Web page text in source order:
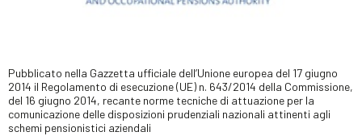
Pubblicato nella Gazzetta ufficiale dell’Unione europea del 17 giugno
2014 il Regolamento di esecuzione (UE) n. 643/2014 della Commissione,
del 16 giugno 2014, recante norme tecniche di attuazione per la
comunicazione delle disposizioni prudenziali nazionali attinenti agli
schemi pensionistici aziendali